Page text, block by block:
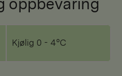
Kjølig 0 - 4°C